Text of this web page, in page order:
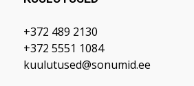
+372 489 2130
+372 5551 1084
kuulutused@sonumid.ee